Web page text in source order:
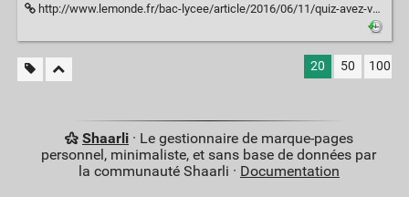
http://www.lemonde.fr/bac-lycee/article/2016/06/11/quiz-avez-vous-le-niveau-bac-en-francais_4948459_4401499.html
20 50 100
Shaarli· Le gestionnaire de marque-pages
personnel, minimaliste, et sans base de données par
la communauté Shaarli · Documentation